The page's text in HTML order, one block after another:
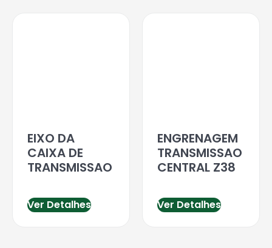
EIXO DA
CAIXA DE
TRANSMISSAO
Ver Detalhes
ENGRENAGEM
TRANSMISSAO
CENTRAL Z38
Ver Detalhes